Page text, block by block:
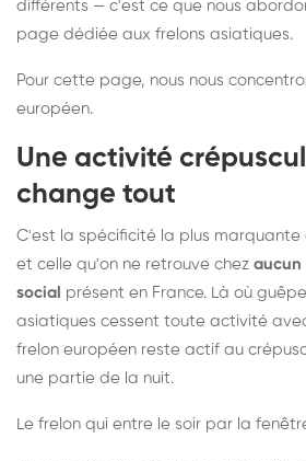
différents — c'est ce que nous
page dédiée aux frelons asiatiques.
Pour cette page, nous nous
européen.
Une activité
change tout
C'est la spécificité la plus marquante
et celle qu'on ne retrouve chez aucun
social présent en France. Là où
asiatiques cessent toute activité
frelon européen reste actif au
une partie de la nuit.
Le frelon qui entre le soir par la